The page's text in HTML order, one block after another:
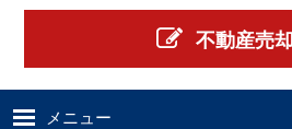
不動産売
メニュー